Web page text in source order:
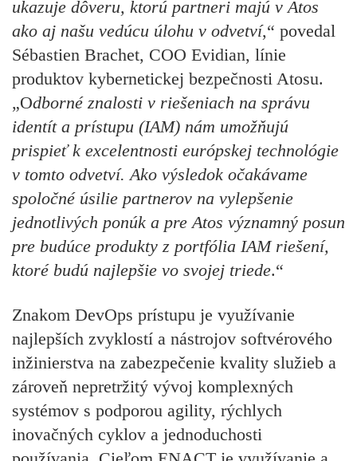
ukazuje dôveru, ktorú partneri majú v Atos
ako aj našu vedúcu úlohu v odvetví,“ povedal
Sébastien Brachet, COO Evidian, línie
produktov kybernetickej bezpečnosti Atosu.
„Odborné znalosti v riešeniach na správu
identít a prístupu (IAM) nám umožňujú
prispieť k excelentnosti európskej technológie
v tomto odvetví. Ako výsledok očakávame
spoločné úsilie partnerov na vylepšenie
jednotlivých ponúk a pre Atos významný posun
pre budúce produkty z portfólia IAM riešení,
ktoré budú najlepšie vo svojej triede.“
Znakom DevOps prístupu je využívanie
najlepších zvyklostí a nástrojov softvérového
inžinierstva na zabezpečenie kvality služieb a
zároveň nepretržitý vývoj komplexných
systémov s podporou agility, rýchlych
inovačných cyklov a jednoduchosti